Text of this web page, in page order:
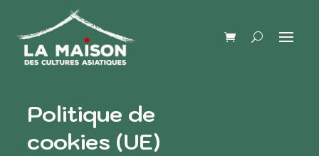
Politique de
cookies (UE)